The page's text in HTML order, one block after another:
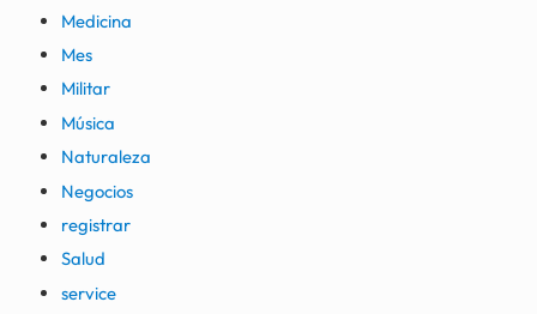
Medicina
Mes
Militar
Música
Naturaleza
Negocios
registrar
Salud
service